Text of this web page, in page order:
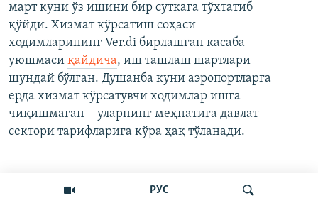
РУС
март куни ўз ишини бир суткага тўхтатиб
қўйди. Хизмат кўрсатиш соҳаси
ходимларининг Ver.di бирлашган касаба
уюшмаси қайдича, иш ташлаш шартлари
шундай бўлган. Душанба куни аэропортларга
ерда хизмат кўрсатувчи ходимлар ишга
чиқишмаган − уларнинг меҳнатига давлат
сектори тарифларига кўра ҳақ тўланади.
Кўпроқ ўқиш